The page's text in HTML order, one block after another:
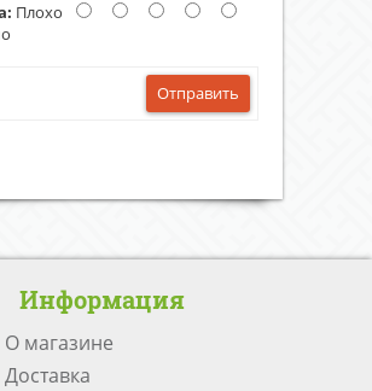
Плохо
Отправить
Информация
О магазине
Доставка